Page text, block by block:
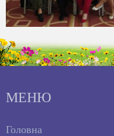
МЕНЮ
Головна